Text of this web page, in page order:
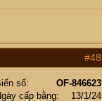
#48
số
OF-846623
cấp bằng
13/1/24